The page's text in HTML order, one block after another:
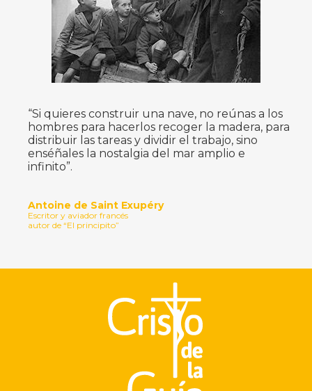
“Si quieres construir una nave, no reúnas a los
hombres para hacerlos recoger la madera, para
distribuir las tareas y dividir el trabajo, sino
enséñales la nostalgia del mar amplio e
infinito”.
Antoine de Saint Exupéry
Escritor y aviador francés
autor de “El principito”